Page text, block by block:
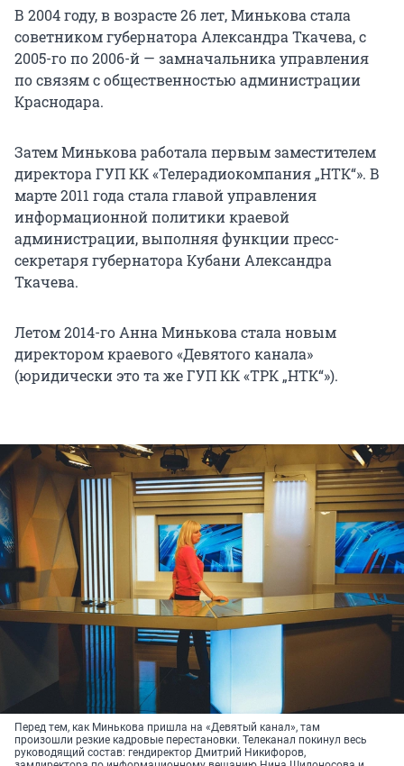
В 2004 году, в возрасте 26 лет, Минькова стала
советником губернатора Александра Ткачева, с
2005-го по 2006-й — замначальника управления
по связям с общественностью администрации
Краснодара.
Затем Минькова работала первым заместителем
директора ГУП КК «Телерадиокомпания „НТК“». В
марте 2011 года стала главой управления
информационной политики краевой
администрации, выполняя функции пресс-
секретаря губернатора Кубани Александра
Ткачева.
Летом 2014-го Анна Минькова стала новым
директором краевого «Девятого канала»
(юридически это та же ГУП КК «ТРК „НТК“»).
Перед тем, как Минькова пришла на «Девятый канал», там
произошли резкие кадровые перестановки. Телеканал покинул весь
руководящий состав: гендиректор Дмитрий Никифоров,